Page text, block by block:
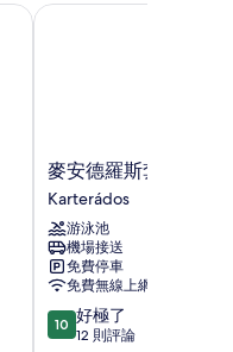
麥
安
德
羅
斯
套
房
Karterádos
麥安德羅斯套房
Karterádos
游泳池
機場接送
免費停車
免費無線上網
10.0
分，
10 好極了
12 則評論
麥安德羅斯套房